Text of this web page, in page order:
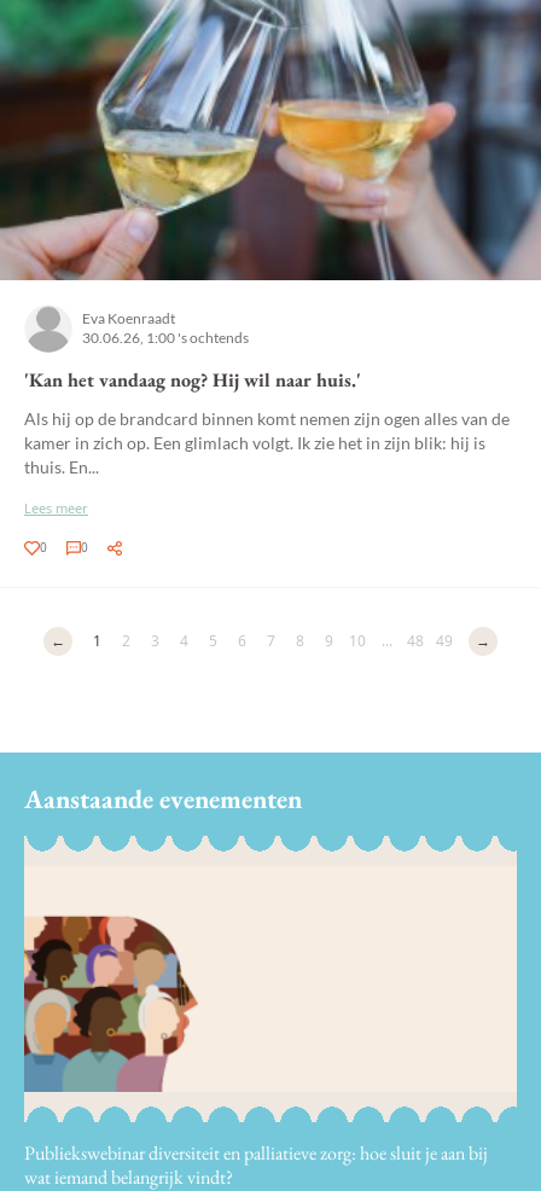
Eva Koenraadt
30.06.26, 1:00 's ochtends
'Kan het vandaag nog? Hij wil naar huis.'
Als hij op de brandcard binnen komt nemen zijn ogen alles van de
kamer in zich op. Een glimlach volgt. Ik zie het in zijn blik: hij is
thuis. En...
Lees meer
0 0
← 1 2 3 4 5 6 7 8 9 10 ... 48 49 →
Aanstaande evenementen
Publiekswebinar diversiteit en palliatieve zorg: hoe sluit je aan bij
wat iemand belangrijk vindt?